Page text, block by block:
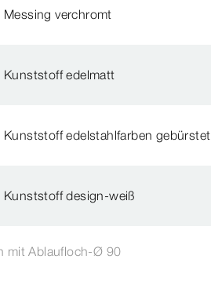
Messing verchromt
Kunststoff edelmatt
Kunststoff edelstahlfarben gebürstet
Kunststoff design-weiß
mit Ablaufloch-Ø 90